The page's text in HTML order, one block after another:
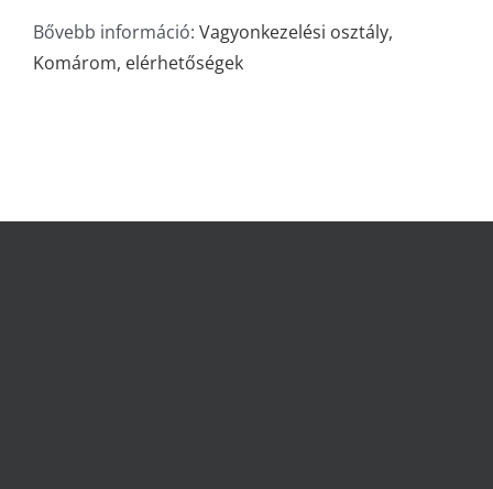
Bővebb információ: Vagyonkezelési osztály,
Komárom, elérhetőségek